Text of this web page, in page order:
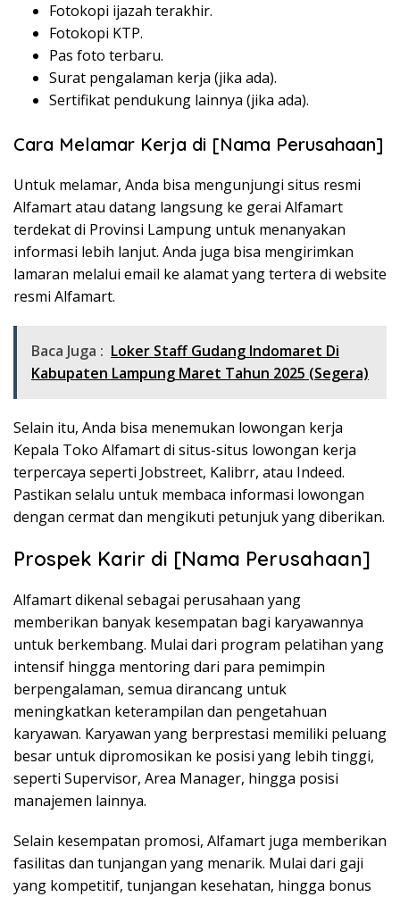
Fotokopi ijazah terakhir.
Fotokopi KTP.
Pas foto terbaru.
Surat pengalaman kerja (jika ada).
Sertifikat pendukung lainnya (jika ada).
Cara Melamar Kerja di [Nama Perusahaan]
Untuk melamar, Anda bisa mengunjungi situs resmi
Alfamart atau datang langsung ke gerai Alfamart
terdekat di Provinsi Lampung untuk menanyakan
informasi lebih lanjut. Anda juga bisa mengirimkan
lamaran melalui email ke alamat yang tertera di website
resmi Alfamart.
Baca Juga : Loker Staff Gudang Indomaret Di
Kabupaten Lampung Maret Tahun 2025 (Segera)
Selain itu, Anda bisa menemukan lowongan kerja
Kepala Toko Alfamart di situs-situs lowongan kerja
terpercaya seperti Jobstreet, Kalibrr, atau Indeed.
Pastikan selalu untuk membaca informasi lowongan
dengan cermat dan mengikuti petunjuk yang diberikan.
Prospek Karir di [Nama Perusahaan]
Alfamart dikenal sebagai perusahaan yang
memberikan banyak kesempatan bagi karyawannya
untuk berkembang. Mulai dari program pelatihan yang
intensif hingga mentoring dari para pemimpin
berpengalaman, semua dirancang untuk
meningkatkan keterampilan dan pengetahuan
karyawan. Karyawan yang berprestasi memiliki peluang
besar untuk dipromosikan ke posisi yang lebih tinggi,
seperti Supervisor, Area Manager, hingga posisi
manajemen lainnya.
Selain kesempatan promosi, Alfamart juga memberikan
fasilitas dan tunjangan yang menarik. Mulai dari gaji
yang kompetitif, tunjangan kesehatan, hingga bonus